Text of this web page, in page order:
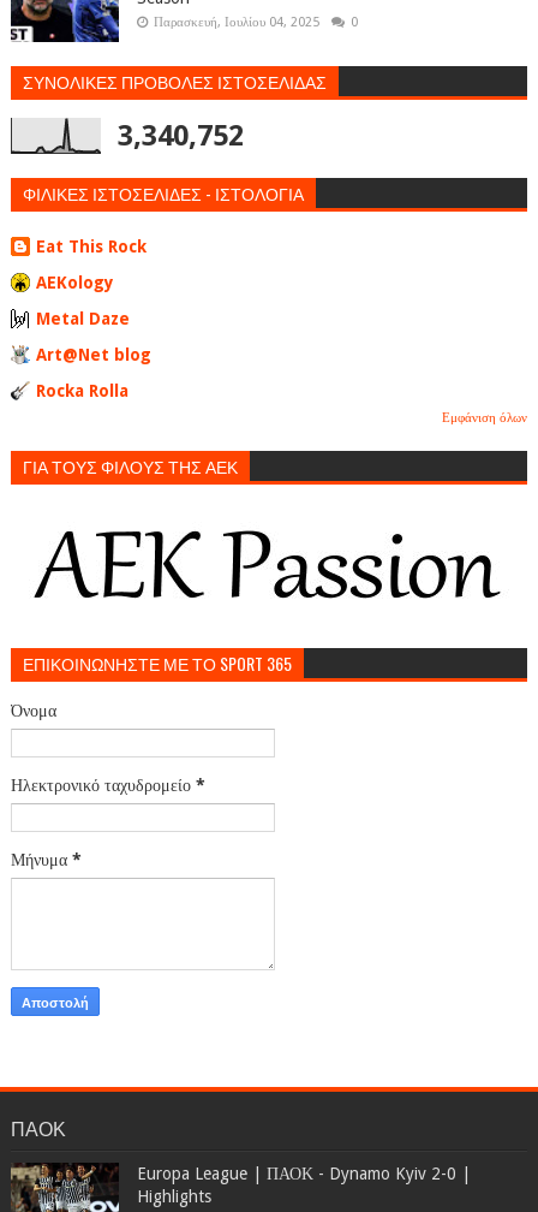
Παρασκευή, Ιουλίου 04, 2025 0
ΣΥΝΟΛΙΚΕΣ ΠΡΟΒΟΛΕΣ ΙΣΤΟΣΕΛΙΔΑΣ
3,340,752
ΦΙΛΙΚΕΣ ΙΣΤΟΣΕΛΙΔΕΣ - ΙΣΤΟΛΟΓΙΑ
Eat This Rock
AEKology
Metal Daze
Art@Net blog
Rocka Rolla
Εμφάνιση όλων
ΓΙΑ ΤΟΥΣ ΦΙΛΟΥΣ ΤΗΣ ΑΕΚ
ΕΠΙΚΟΙΝΩΝΗΣΤΕ ΜΕ ΤΟ SPORT 365
Όνομα
Ηλεκτρονικό ταχυδρομείο *
Μήνυμα *
ΠΑΟΚ
Europa League | ΠΑΟΚ - Dynamo Kyiv 2-0 |
Highlights